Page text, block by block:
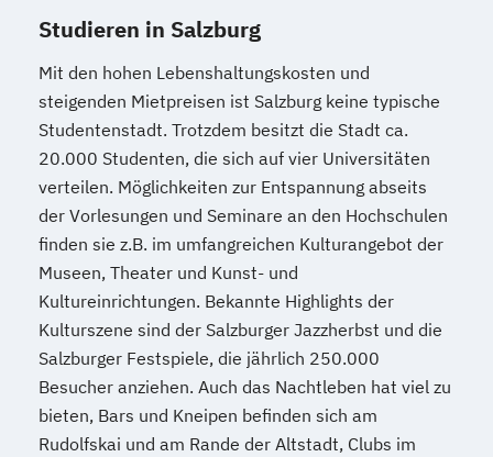
Sprache – Wirtschaft – Kultur
Sprachwissenschaft
Technische Wissenschaften
Textiles Gestalten (Lehramt) Theologie
Wirtschaftswissenschaften
Wissenschaft und Kunst
Studieren in Salzburg
Mit den hohen Lebenshaltungskosten und
steigenden Mietpreisen ist Salzburg keine typische
Studentenstadt. Trotzdem besitzt die Stadt ca.
20.000 Studenten, die sich auf vier Universitäten
verteilen. Möglichkeiten zur Entspannung abseits
der Vorlesungen und Seminare an den Hochschulen
finden sie z.B. im umfangreichen Kulturangebot der
Museen, Theater und Kunst- und
Kultureinrichtungen. Bekannte Highlights der
Kulturszene sind der Salzburger Jazzherbst und die
Salzburger Festspiele, die jährlich 250.000
Besucher anziehen. Auch das Nachtleben hat viel zu
bieten, Bars und Kneipen befinden sich am
Rudolfskai und am Rande der Altstadt, Clubs im